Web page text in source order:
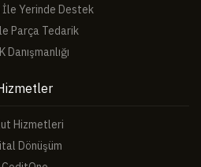
İle Yerinde Destek
Parça Tedarik
Danışmanlığı
Hizmetleri
Dönüşüm